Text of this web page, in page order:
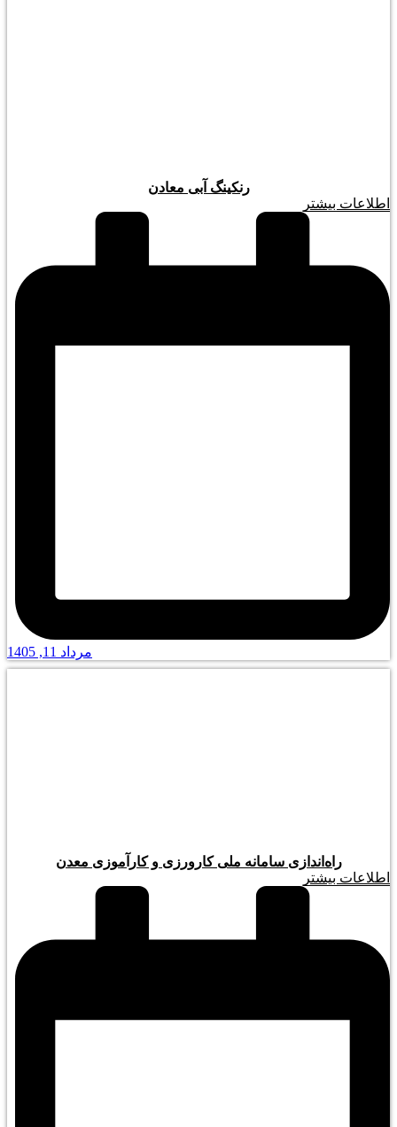
رنکینگ آبی معادن
اطلاعات بیشتر
مرداد 11, 1405
راه‌اندازی سامانه ملی کارورزی و کارآموزی معدن
اطلاعات بیشتر